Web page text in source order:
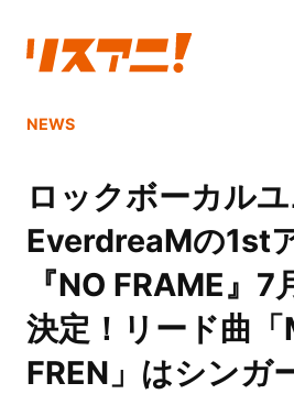
NEWS
ロックボーカルユ
EverdreaMの1st
『NO FRAME』
決定！リード曲「
FREN」はシンガ